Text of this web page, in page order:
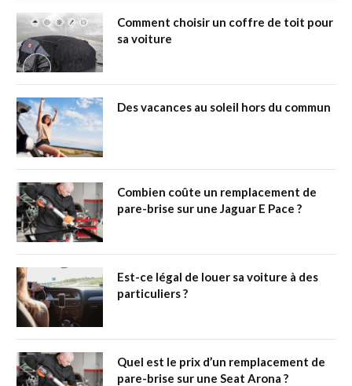
Comment choisir un coffre de toit pour
sa voiture
Des vacances au soleil hors du commun
Combien coûte un remplacement de
pare-brise sur une Jaguar E Pace ?
Est-ce légal de louer sa voiture à des
particuliers ?
Quel est le prix d’un remplacement de
pare-brise sur une Seat Arona ?